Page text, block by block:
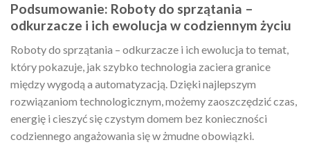
Podsumowanie: Roboty do sprzątania –
odkurzacze i ich ewolucja w codziennym życiu
Roboty do sprzątania – odkurzacze i ich ewolucja to temat,
który pokazuje, jak szybko technologia zaciera granice
między wygodą a automatyzacją. Dzięki najlepszym
rozwiązaniom technologicznym, możemy zaoszczędzić czas,
energię i cieszyć się czystym domem bez konieczności
codziennego angażowania się w żmudne obowiązki.